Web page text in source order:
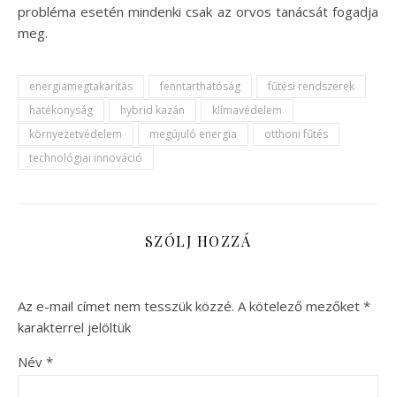
probléma esetén mindenki csak az orvos tanácsát fogadja
meg.
energiamegtakarítás fenntarthatóság
fűtési rendszerek
hatékonyság
hybrid kazán
klímavédelem
környezetvédelem
megújuló energia
otthoni fűtés
technológiai innováció
SZÓLJ HOZZÁ
Az e-mail címet nem tesszük közzé. A kötelező mezőket *
karakterrel jelöltük
Név *